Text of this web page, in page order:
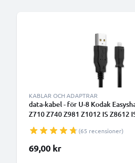
KABLAR OCH ADAPTRAR
data-kabel - för U-8 Kodak
Z710 Z740 Z981 Z1012 IS Z8612
PVC Datakabel svart(65 recensioner)
69,00 kr